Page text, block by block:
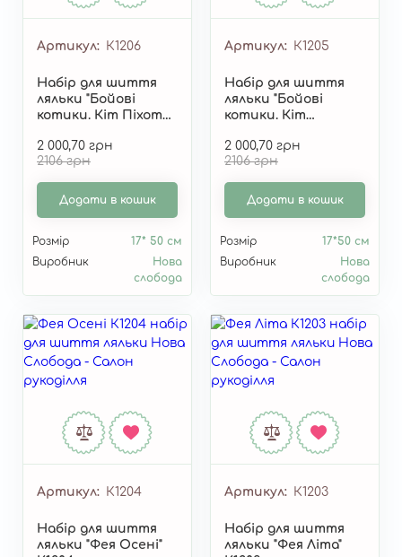
Артикул К1206
Набір для шиття
ляльки "Бойові
котики. Кіт Піхота"
2 000,70 грн
2106 грн
Додати в кошик
Розмір
17* 50 см
Виробник
Нова
слобода
Артикул К1205
Набір для шиття
ляльки "Бойові
котики. Кіт
2 000,70 грн
2106 грн
Додати в кошик
Розмір
17*50 см
Виробник
Нова
слобода
Артикул К1204
Набір для шиття
ляльки "Фея Осені"
Артикул К1203
Набір для шиття
ляльки "Фея Літа"